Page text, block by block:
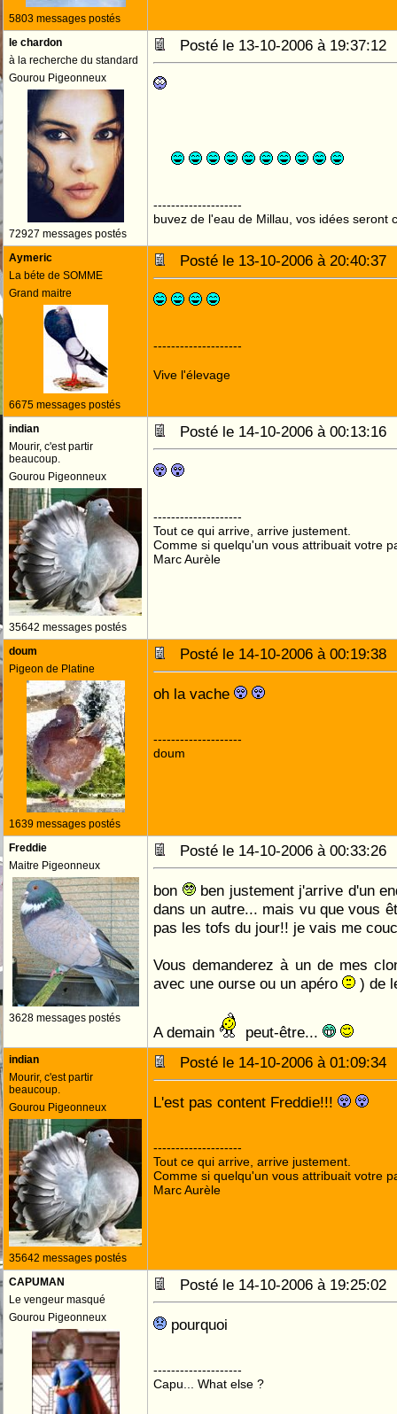
5803 messages postés
le chardon
à la recherche du standard
Gourou Pigeonneux
72927 messages postés
Posté le 13-10-2006 à
--------------------
buvez de l'eau de Millau, vos idées seront
Aymeric
La béte de SOMME
Grand maitre
6675 messages postés
Posté le 13-10-2006 à
--------------------
Vive l'élevage
indian
Mourir, c'est partir
beaucoup.
Gourou Pigeonneux
35642 messages postés
Posté le 14-10-2006 à
--------------------
Tout ce qui arrive, arrive justement.
Comme si quelqu'un vous attribuait votre
Marc Aurèle
doum
Pigeon de Platine
1639 messages postés
Posté le 14-10-2006 à
oh la vache
--------------------
doum
Freddie
Maitre Pigeonneux
3628 messages postés
Posté le 14-10-2006 à
bon
ben justement j'arrive d'un
dans un autre... mais vu que vous
pas les tofs du jour!! je vais me
Vous demanderez à un de mes
avec une ourse ou un apéro
) de
A demain peut-être...
indian
Mourir, c'est partir
beaucoup.
Gourou Pigeonneux
35642 messages postés
Posté le 14-10-2006 à
L'est pas content Freddie!!!
--------------------
Tout ce qui arrive, arrive justement.
Comme si quelqu'un vous attribuait votre
Marc Aurèle
CAPUMAN
Le vengeur masqué
Gourou Pigeonneux
Posté le 14-10-2006 à
pourquoi
--------------------
Capu... What else ?